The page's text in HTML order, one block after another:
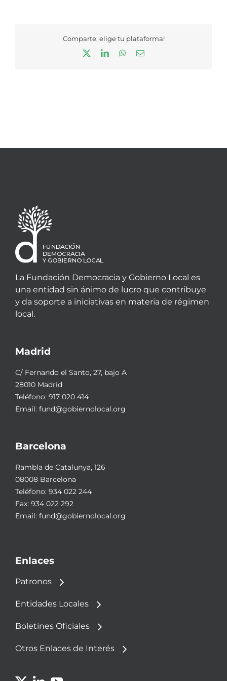
Comparte, elige tu plataforma!
LinkedInWhatsApp
Correo
La Fundación Democracia y Gobierno Local es
una entidad sin ánimo de lucro que contribuye
y da soporte a iniciativas en materia de régimen
local.
Madrid
C/ Fernando el Santo, 27, bajo A
28010 Madrid
Teléfono: 917 020 414
Email: fund@gobiernolocal.org
Barcelona
Rambla de Catalunya, 126
08008 Barcelona
Teléfono: 934 022 244
Fax: 934 022 292
Email: fund@gobiernolocal.org
Enlaces
Patronos
Entidades Locales
Boletines Oficiales
Otros Enlaces de Interés